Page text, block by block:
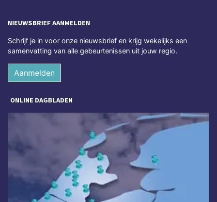
NIEUWSBRIEF AANMELDEN
Schrijf je in voor onze nieuwsbrief en krijg wekelijks een
samenvatting van alle gebeurtenissen uit jouw regio.
Aanmelden
ONLINE DAGBLADEN